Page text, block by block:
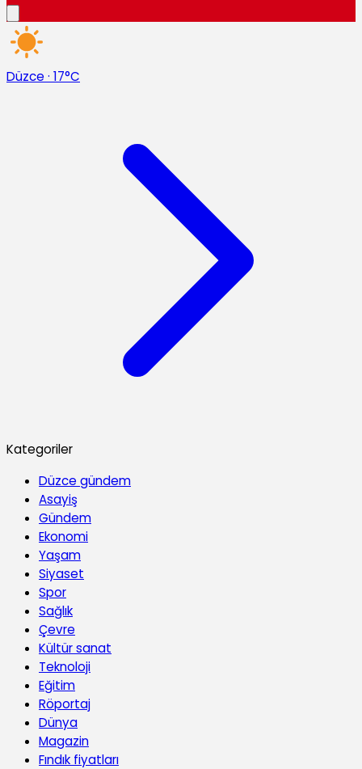
Düzce · 17°C
Kategoriler
Düzce gündem
Asayiş
Gündem
Ekonomi
Yaşam
Siyaset
Spor
Sağlık
Çevre
Kültür sanat
Teknoloji
Eğitim
Röportaj
Dünya
Magazin
Fındık fiyatları